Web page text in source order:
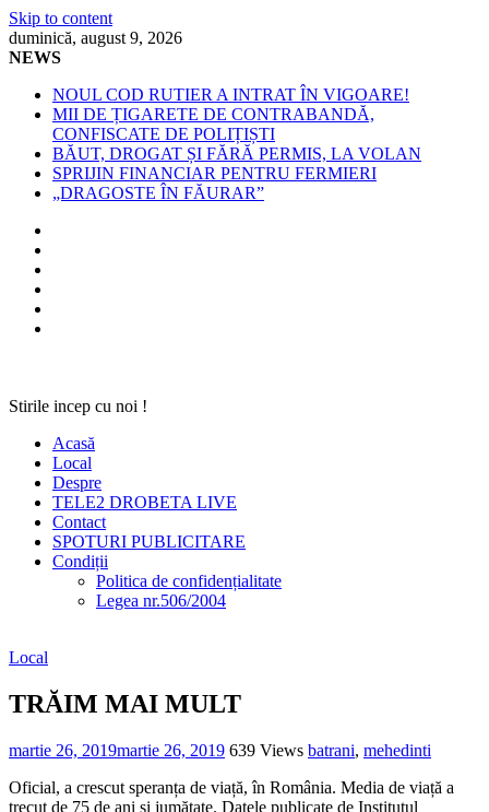
Skip to content
duminică, august 9, 2026
NEWS
NOUL COD RUTIER A INTRAT ÎN VIGOARE!
MII DE ȚIGARETE DE CONTRABANDĂ,
CONFISCATE DE POLIȚIȘTI
BĂUT, DROGAT ȘI FĂRĂ PERMIS, LA VOLAN
SPRIJIN FINANCIAR PENTRU FERMIERI
„DRAGOSTE ÎN FĂURAR”
Stirile incep cu noi !
Acasă
Local
Despre
TELE2 DROBETA LIVE
Contact
SPOTURI PUBLICITARE
Condiții
Politica de confidențialitate
Legea nr.506/2004
Local
TRĂIM MAI MULT
martie 26, 2019martie 26, 2019 639 Views batrani, mehedinti
Oficial, a crescut speranța de viață, în România. Media de viață a
trecut de 75 de ani şi jumătate. Datele publicate de Institutul